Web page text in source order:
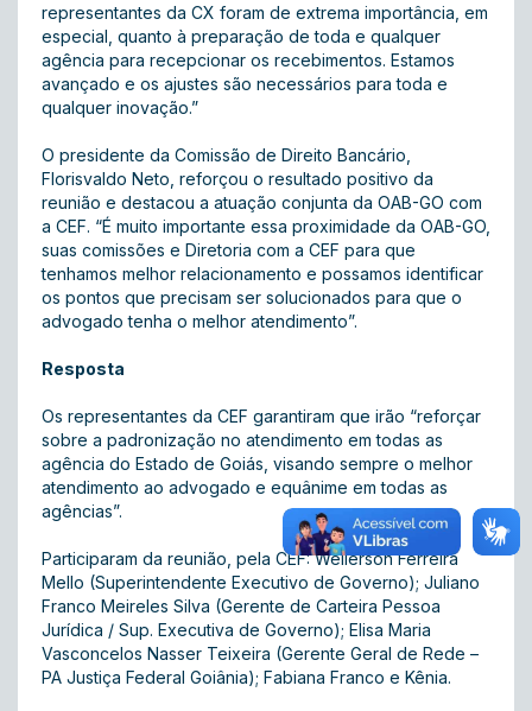
representantes da CX foram de extrema importância, em
especial, quanto à preparação de toda e qualquer
agência para recepcionar os recebimentos. Estamos
avançado e os ajustes são necessários para toda e
qualquer inovação.”
O presidente da Comissão de Direito Bancário,
Florisvaldo Neto, reforçou o resultado positivo da
reunião e destacou a atuação conjunta da OAB-GO com
a CEF. “É muito importante essa proximidade da OAB-GO,
suas comissões e Diretoria com a CEF para que
tenhamos melhor relacionamento e possamos identificar
os pontos que precisam ser solucionados para que o
advogado tenha o melhor atendimento”.
Resposta
Os representantes da CEF garantiram que irão “reforçar
sobre a padronização no atendimento em todas as
agência do Estado de Goiás, visando sempre o melhor
atendimento ao advogado e equânime em todas as
agências”.
Participaram da reunião, pela CEF: Wellerson Ferreira
Mello (Superintendente Executivo de Governo); Juliano
Franco Meireles Silva (Gerente de Carteira Pessoa
Jurídica / Sup. Executiva de Governo); Elisa Maria
Vasconcelos Nasser Teixeira (Gerente Geral de Rede –
PA Justiça Federal Goiânia); Fabiana Franco e Kênia.